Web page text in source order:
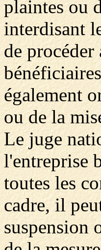
plaintes ou
interdisant
de procéder
également
ou de la
Le juge
l'entreprise
toutes les
cadre, il
suspension